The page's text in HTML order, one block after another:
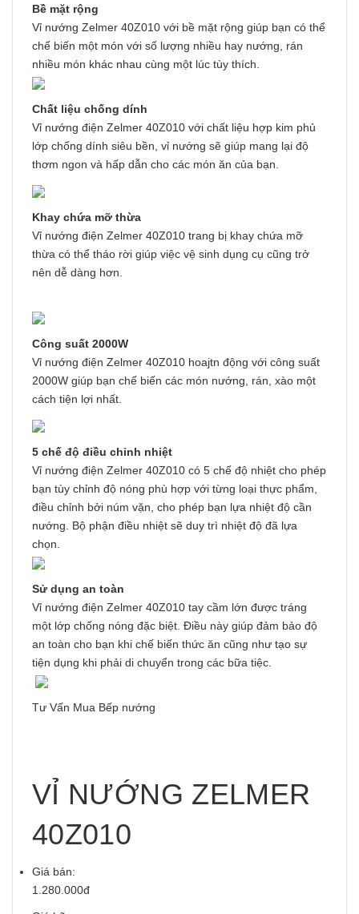
Bề mặt rộng
Vỉ nướng Zelmer 40Z010 với bề mặt rộng giúp bạn có thể
chế biến một món với số lượng nhiều hay nướng, rán
nhiều món khác nhau cùng một lúc tùy thích.
Chất liệu chống dính
Vỉ nướng điện Zelmer 40Z010 với chất liệu hợp kim phủ
lớp chống dính siêu bền, vỉ nướng sẽ giúp mang lại độ
thơm ngon và hấp dẫn cho các món ăn của bạn.
Khay chứa mỡ thừa
Vỉ nướng điện Zelmer 40Z010 trang bị khay chứa mỡ
thừa có thể tháo rời giúp việc vệ sinh dụng cụ cũng trở
nên dễ dàng hơn.
Công suất 2000W
Vỉ nướng điện Zelmer 40Z010 hoajtn động với công suất
2000W giúp bạn chế biến các món nướng, rán, xào một
cách tiện lợi nhất.
5 chế độ điều chỉnh nhiệt
Vỉ nướng điện Zelmer 40Z010 có 5 chế độ nhiệt cho phép
bạn tùy chỉnh độ nóng phù hợp với từng loại thực phẩm,
điều chỉnh bởi núm vặn, cho phép bạn lựa nhiệt độ cần
nướng. Bộ phận điều nhiệt sẽ duy trì nhiệt độ đã lựa
chọn.
Sử dụng an toàn
Vỉ nướng điện Zelmer 40Z010 tay cầm lớn được tráng
một lớp chống nóng đặc biệt. Điều này giúp đảm bảo độ
an toàn cho bạn khi chế biến thức ăn cũng như tạo sự
tiện dụng khi phải di chuyển trong các bữa tiệc.
Tư Vấn Mua Bếp nướng
VỈ NƯỚNG ZELMER
40Z010
Giá bán:
1.280.000đ